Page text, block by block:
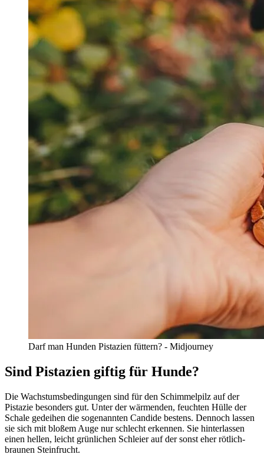
Darf man Hunden Pistazien füttern? - Midjourney
Sind Pistazien giftig für Hunde?
Die Wachstumsbedingungen sind für den Schimmelpilz auf der
Pistazie besonders gut. Unter der wärmenden, feuchten Hülle der
Schale gedeihen die sogenannten Candide bestens. Dennoch lassen
sie sich mit bloßem Auge nur schlecht erkennen. Sie hinterlassen
einen hellen, leicht grünlichen Schleier auf der sonst eher rötlich-
braunen Steinfrucht.